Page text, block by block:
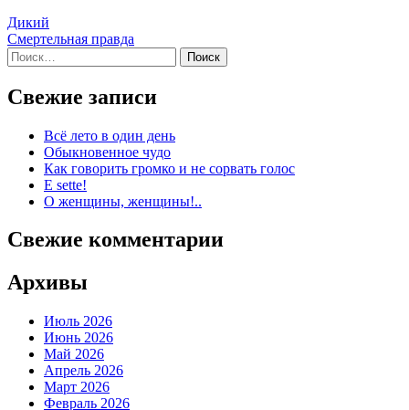
Дикий
Смертельная правда
Найти:
Свежие записи
Всё лето в один день
Обыкновенное чудо
Как говорить громко и не сорвать голос
Е sette!
О женщины, женщины!..
Свежие комментарии
Архивы
Июль 2026
Июнь 2026
Май 2026
Апрель 2026
Март 2026
Февраль 2026